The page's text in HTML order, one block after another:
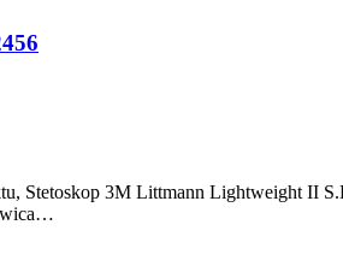
Stetoskop 3M Littmann Lightweight II